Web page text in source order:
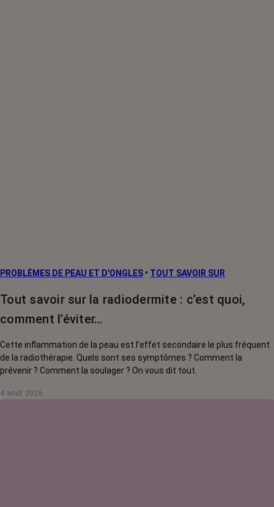
PROBLÈMES DE PEAU ET D'ONGLES • TOUT SAVOIR SUR
Tout savoir sur la radiodermite : c’est quoi,
comment l’éviter…
Cette inflammation de la peau est l’effet secondaire le plus fréquent
de la radiothérapie. Quels sont ses symptômes ? Comment la
prévenir ? Comment la soulager ? On vous dit tout.
4 août 2026